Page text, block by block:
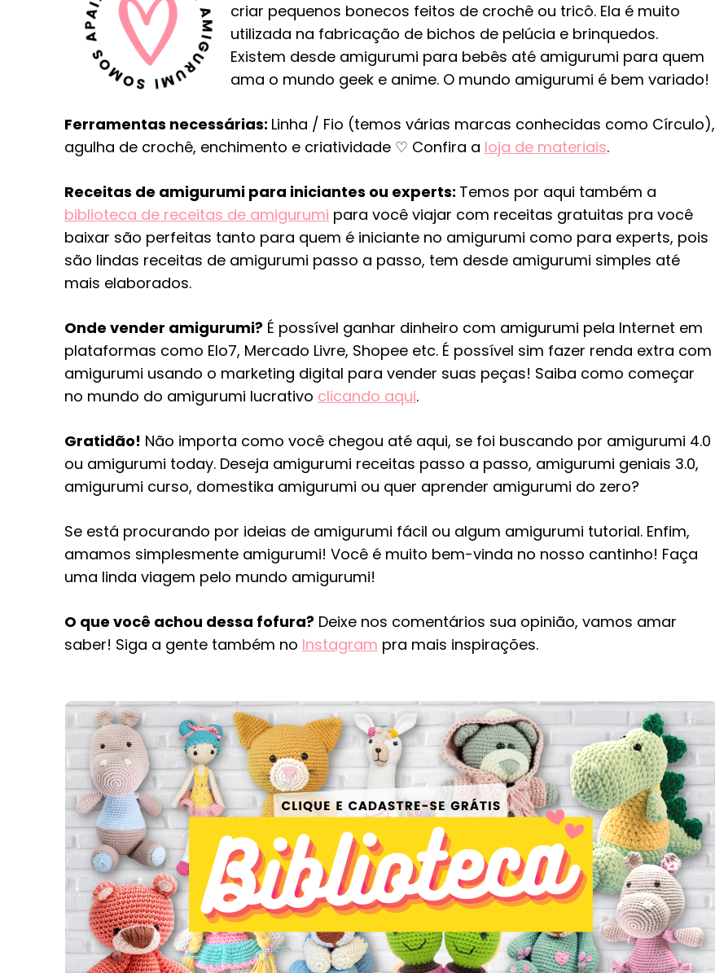
criar pequenos bonecos feitos de crochê ou tricô. Ela é muito
utilizada na fabricação de bichos de pelúcia e brinquedos.
Existem desde amigurumi para bebês até amigurumi para quem
ama o mundo geek e anime. O mundo amigurumi é bem variado!
Ferramentas necessárias: Linha / Fio (temos várias marcas conhecidas como Círculo),
agulha de crochê, enchimento e criatividade ♡ Confira a loja de materiais.
Receitas de amigurumi para iniciantes ou experts: Temos por aqui também a
biblioteca de receitas de amigurumi para você viajar com receitas gratuitas pra você
baixar são perfeitas tanto para quem é iniciante no amigurumi como para experts, pois
são lindas receitas de amigurumi passo a passo, tem desde amigurumi simples até
mais elaborados.
Onde vender amigurumi? É possível ganhar dinheiro com amigurumi pela Internet em
plataformas como Elo7, Mercado Livre, Shopee etc. É possível sim fazer renda extra com
amigurumi usando o marketing digital para vender suas peças! Saiba como começar
no mundo do amigurumi lucrativo clicando aqui.
Gratidão! Não importa como você chegou até aqui, se foi buscando por amigurumi 4.0
ou amigurumi today. Deseja amigurumi receitas passo a passo, amigurumi geniais 3.0,
amigurumi curso, domestika amigurumi ou quer aprender amigurumi do zero?
Se está procurando por ideias de amigurumi fácil ou algum amigurumi tutorial. Enfim,
amamos simplesmente amigurumi! Você é muito bem-vinda no nosso cantinho! Faça
uma linda viagem pelo mundo amigurumi!
O que você achou dessa fofura? Deixe nos comentários sua opinião, vamos amar
saber! Siga a gente também no Instagram pra mais inspirações.